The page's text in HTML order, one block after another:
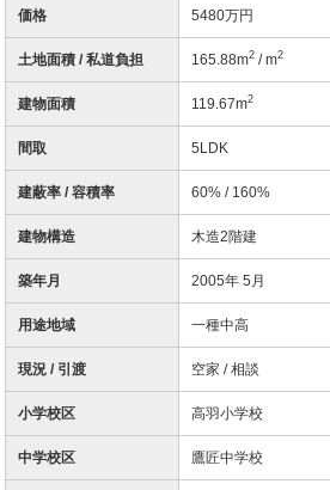
価格 5480万円
土地面積 / 私道負担 165.88m2/ m2
建物面積 119.67m2
間取 5LDK
建蔽率 / 容積率 60% / 160%
建物構造 木造2階建
築年月 2005年 5月
用途地域 一種中高
現況 / 引渡 空家 / 相談
小学校区 高羽小学校
中学校区 鷹匠中学校